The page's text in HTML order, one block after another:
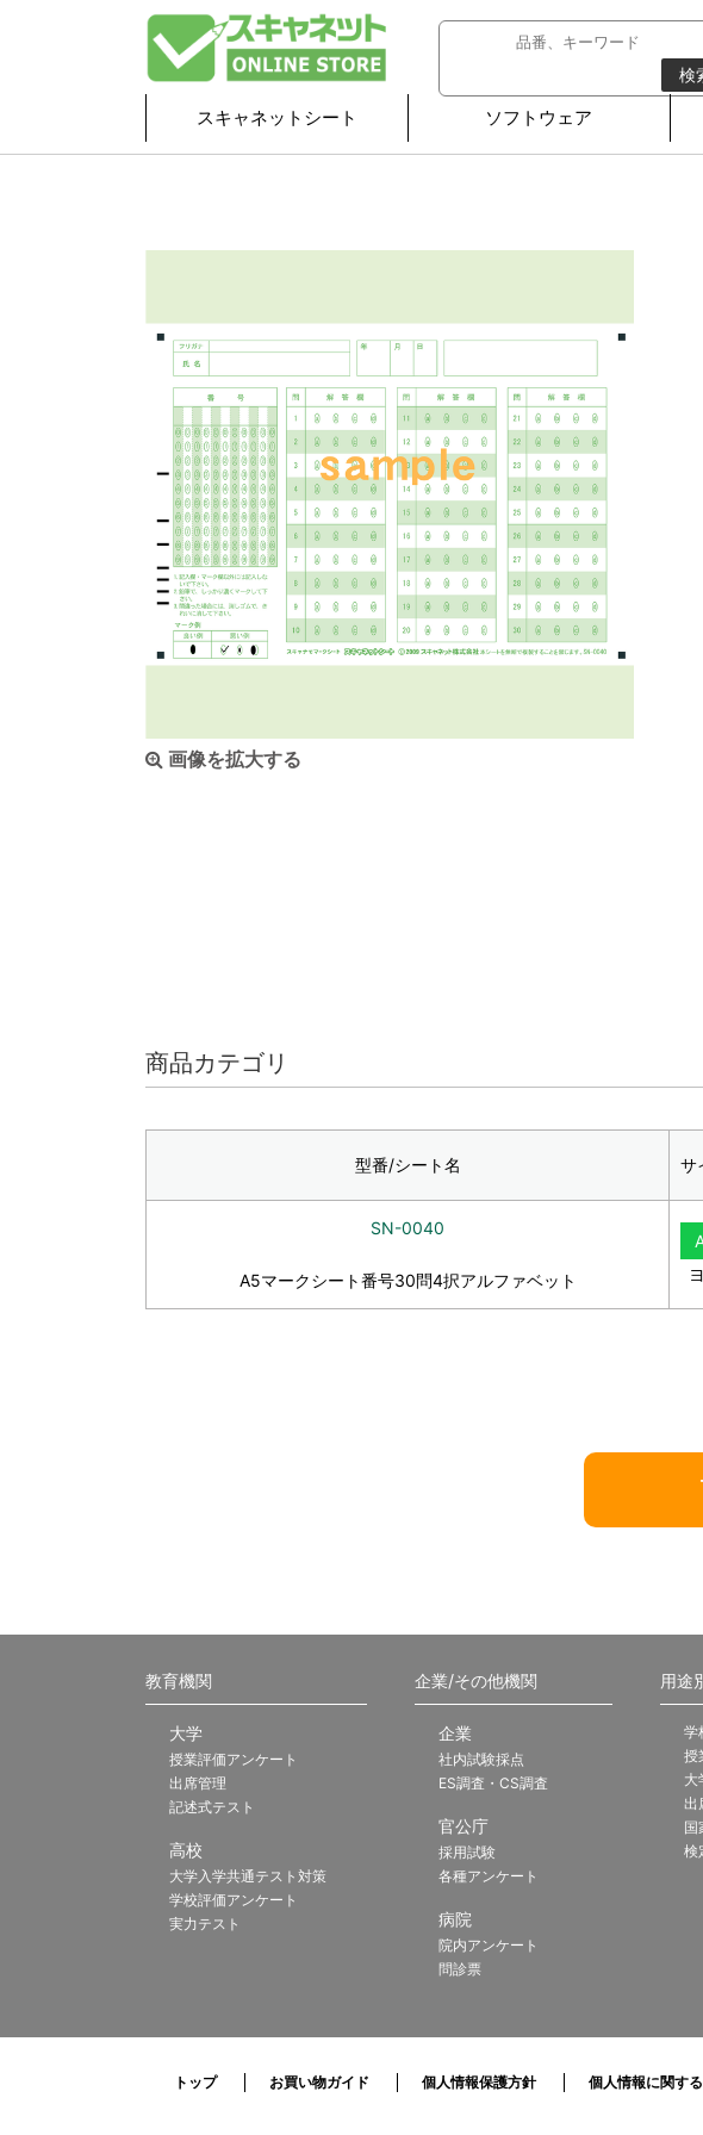
検
スキャネットシート ソフトウェア
画像を拡大する
商品カテゴリ
型番/シート名 サ
SN-0040
A5マークシート番号30問4択アルファベット
教育機関
大学
授業評価アンケート
出席管理
記述式テスト
高校
大学入学共通テスト対策
学校評価アンケート
実力テスト
企業/その他機関
企業
社内試験採点
ES調査・CS調査
官公庁
採用試験
各種アンケート
病院
院内アンケート
問診票
用途
学
授
大
出
国
検
トップ お買い物ガイド 個人情報保護方針 個人情報に関す